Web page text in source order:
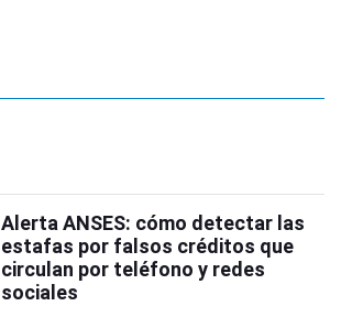
Alerta ANSES: cómo detectar las
estafas por falsos créditos que
circulan por teléfono y redes
sociales